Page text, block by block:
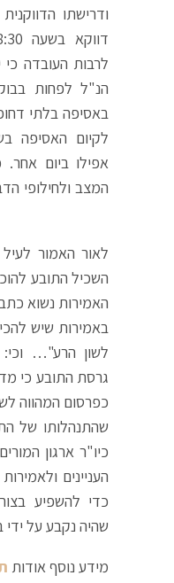
ודרישתו
לרבות העובדה
הנ"ל לפחות
באסיפה בלתי
לקיום האסיפה
אפילו ביום
המצב ולחילופי
לאור האמור
השכיל התובע
האמירות נשוא
באמירות שיש
לשון הרע"…
גרסת התובע כי
כפרסום המהווה
שהתנהלותו של
כיו"ר ארגון
העניינים
כדי להשפיע
שהיה נקבע על ידי
מידע נוסף אודות